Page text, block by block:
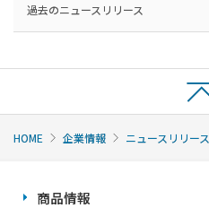
過去のニュースリリース
HOME 企業情報 ニュースリリース
商品情報